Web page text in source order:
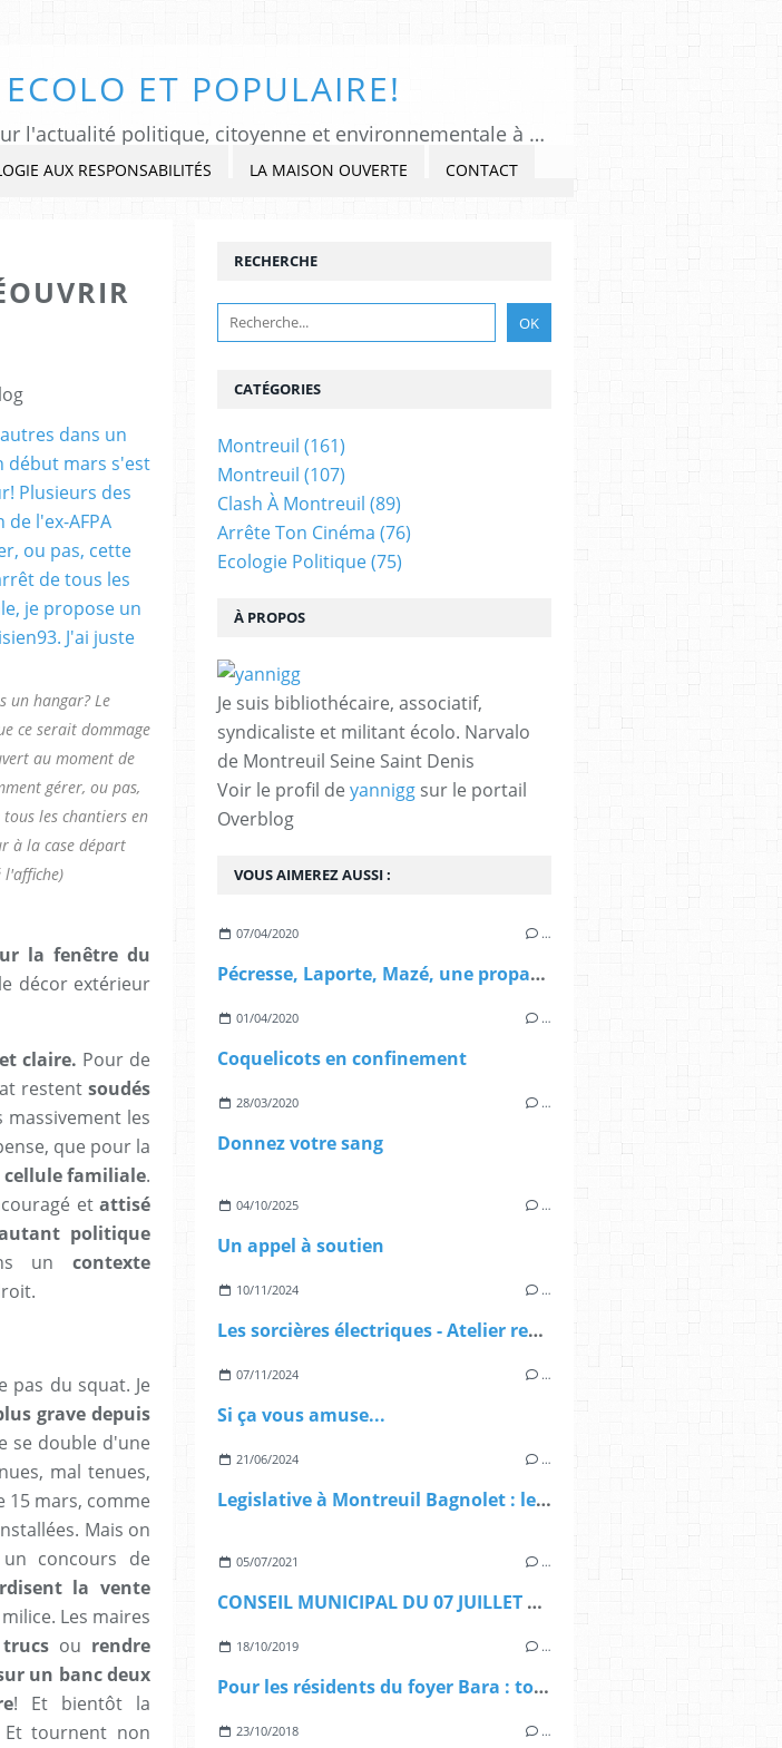
ET POPULAIRE!
Tous Montreuil, un regard indépendant et critique sur l'actualité politique, citoyenne et environnementale à Montreuil sous Bois, Seine-Saint-Denis. Veiller, Lancer l'alerte, commenter et critiquer l'exercice du pouvoir, s'impliquer dans la Cité, au présent et au futur!
AUX RESPONSABILITÉS LA MAISON OUVERTE CONTACT
un hangar? Le
ce serait dommage
au moment de
gérer, ou pas,
les chantiers en
à la case départ
l'affiche)
la fenêtre du
décor extérieur
claire. Pour de
restent soudés
les
que pour la
familiale.
et attisé
politique
un contexte
pas du squat. Je
grave depuis
se double d'une
mal tenues,
15 mars, comme
Mais on
concours de
la vente
Les maires
ou rendre
un banc deux
! Et bientôt la
tournent non
RECHERCHE
À PROPOS
Je suis bibliothécaire, associatif,
syndicaliste et militant écolo. Narvalo
de Montreuil Seine Saint Denis
Voir le profil de yannigg sur le portail
Overblog
VOUS AIMEREZ AUSSI :
07/04/2020 …
Pécresse, Laporte, Mazé, une propagande sans masque
01/04/2020 …
Coquelicots en confinement
28/03/2020 …
Donnez votre sang
04/10/2025 …
Un appel à soutien
10/11/2024 …
Les sorcières électriques - Atelier recyclage DEEE
07/11/2024 …
Si ça vous amuse...
21/06/2024 …
Legislative à Montreuil Bagnolet : le deuxième tour n'existe pas
05/07/2021 …
CONSEIL MUNICIPAL DU 07 JUILLET 2021 : rappel au règlement?
18/10/2019 …
Pour les résidents du foyer Bara : tous unis jusqu'a la trêve
23/10/2018 …
CATÉGORIES
Montreuil (161)
Montreuil (107)
Clash À Montreuil (89)
Arrête Ton Cinéma (76)
Ecologie Politique(75)